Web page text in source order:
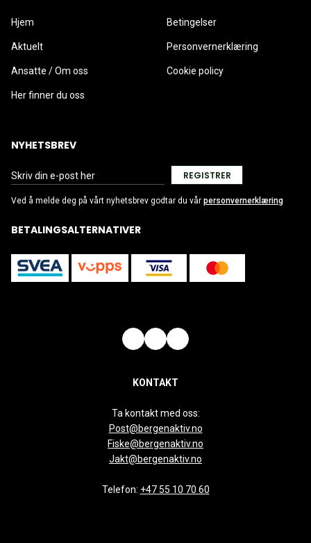
Hjem
Aktuelt
Ansatte / Om oss
Her finner du oss
Betingelser
Personvernerklæring
Cookie policy
NYHETSBREV
REGISTRER
Ved å melde deg på vårt nyhetsbrev godtar du vår personvernerklæring
BETALINGSALTERNATIVER
KONTAKT
Ta kontakt med oss:
Post@bergenaktiv.no
Fiske@bergenaktiv.no
Jakt@bergenaktiv.no
Telefon: +47 55 10 70 60